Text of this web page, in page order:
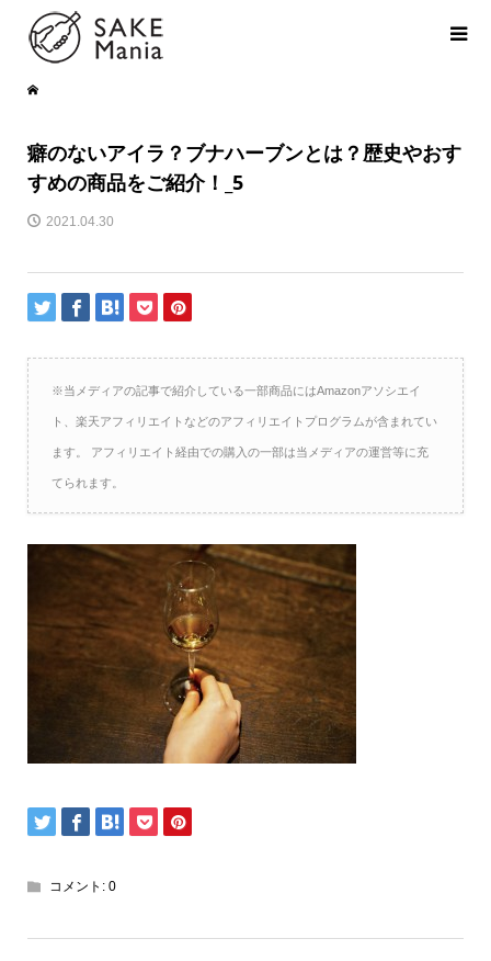
癖のないアイラ？ブナハーブンとは？歴史やおす
すめの商品をご紹介！_5
2021.04.30
※当メディアの記事で紹介している一部商品にはAmazonアソシエイ
ト、楽天アフィリエイトなどのアフィリエイトプログラムが含まれてい
ます。 アフィリエイト経由での購入の一部は当メディアの運営等に充
てられます。
コメント: 0